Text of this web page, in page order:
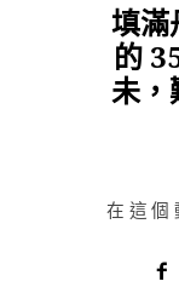
填滿
的
未，